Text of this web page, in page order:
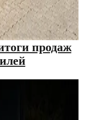
продаж